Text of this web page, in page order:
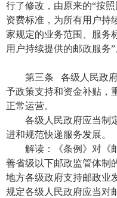
行了修改，由原来的“按
资费标准，为所有用户持
家规定的业务范围、服务
用户持续提供的邮政服务”
第三条 各级人民政府
予政策支持和资金补贴，
正常运营。
各级人民政府应当制定
进和规范快递服务发展。
解读：《条例》对《邮
善省级以下邮政监管体制
地方各级政府支持邮政业
规定各级人民政府应当对